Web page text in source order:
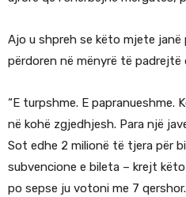
Ajo u shpreh se këto mjete
përdoren në mënyrë të padrejtë
“E turpshme. E papranueshme.
në kohë zgjedhjesh. Para një
Sot edhe 2 milionë të tjera për
subvencione e bileta – krejt
po sepse ju votoni me 7